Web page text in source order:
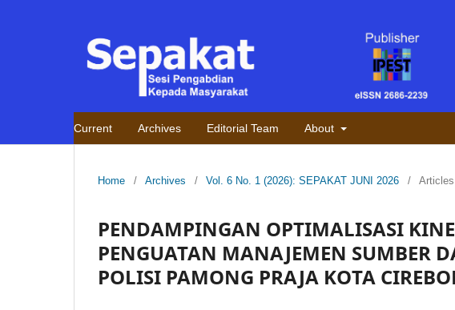
Current Archives Editorial Team About
Home / Archives / Vol. 6 No. 1 (2026): SEPAKAT JUNI 2026 / Articles
PENDAMPINGAN OPTIMALISASI
PENGUATAN MANAJEMEN SUMBER
POLISI PAMONG PRAJA KOTA